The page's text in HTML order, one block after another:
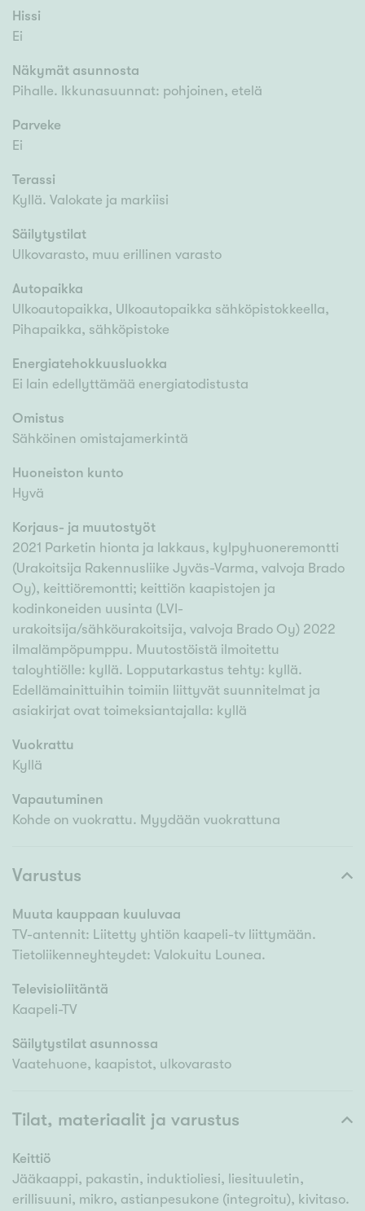
Hissi
Ei
Näkymät asunnosta
Pihalle. Ikkunasuunnat: pohjoinen, etelä
Parveke
Ei
Terassi
Kyllä. Valokate ja markiisi
Säilytystilat
Ulkovarasto, muu erillinen varasto
Autopaikka
Ulkoautopaikka, Ulkoautopaikka sähköpistokkeella,
Pihapaikka, sähköpistoke
Energiatehokkuusluokka
Ei lain edellyttämää energiatodistusta
Omistus
Sähköinen omistajamerkintä
Huoneiston kunto
Hyvä
Korjaus- ja muutostyöt
2021 Parketin hionta ja lakkaus, kylpyhuoneremontti
(Urakoitsija Rakennusliike Jyväs-Varma, valvoja Brado
Oy), keittiöremontti; keittiön kaapistojen ja
kodinkoneiden uusinta (LVI-
urakoitsija/sähköurakoitsija, valvoja Brado Oy) 2022
ilmalämpöpumppu. Muutostöistä ilmoitettu
taloyhtiölle: kyllä. Lopputarkastus tehty: kyllä.
Edellämainittuihin toimiin liittyvät suunnitelmat ja
asiakirjat ovat toimeksiantajalla: kyllä
Vuokrattu
Kyllä
Vapautuminen
Kohde on vuokrattu. Myydään vuokrattuna
Varustus
Muuta kauppaan kuuluvaa
TV-antennit: Liitetty yhtiön kaapeli-tv liittymään.
Tietoliikenneyhteydet: Valokuitu Lounea.
Televisioliitäntä
Kaapeli-TV
Säilytystilat asunnossa
Vaatehuone, kaapistot, ulkovarasto
Tilat, materiaalit ja varustus
Keittiö
Jääkaappi, pakastin, induktioliesi, liesituuletin,
erillisuuni, mikro, astianpesukone (integroitu), kivitaso.